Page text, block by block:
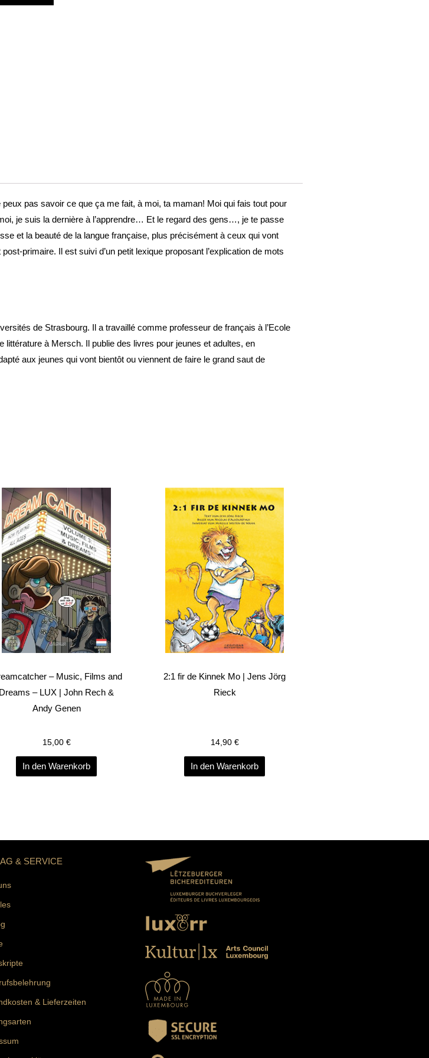
pas savoir ce que ça me fait, à moi, ta maman! Moi qui fais tout pour
je suis la dernière à l’apprendre… Et le regard des gens…, je te passe
et la beauté de la langue française, plus précisément à ceux qui vont
primaire. Il est suivi d’un petit lexique proposant l’explication de mots
de Strasbourg. Il a travaillé comme professeur de français à l’Ecole
littérature à Mersch. Il publie des livres pour jeunes et adultes, en
aux jeunes qui vont bientôt ou viennent de faire le grand saut de
– Music, Films and
Dreams – LUX | John Rech &
Andy Genen
15,00 €
In den Warenkorb
2:1 fir de Kinnek Mo | Jens Jörg
Rieck
14,90 €
In den Warenkorb
& SERVICE
& Lieferzeiten